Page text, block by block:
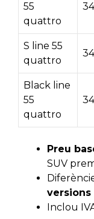
55
quattro
S line 55
quattro
Black line
55
quattro
Preu
SUV
versions
Inclou